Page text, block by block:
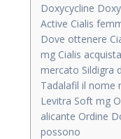
Doxycycline
Active Cialis
Dove ottenere
mg Cialis
mercato Sildigra
Tadalafil il nome
Levitra Soft mg
alicante Ordine
possono